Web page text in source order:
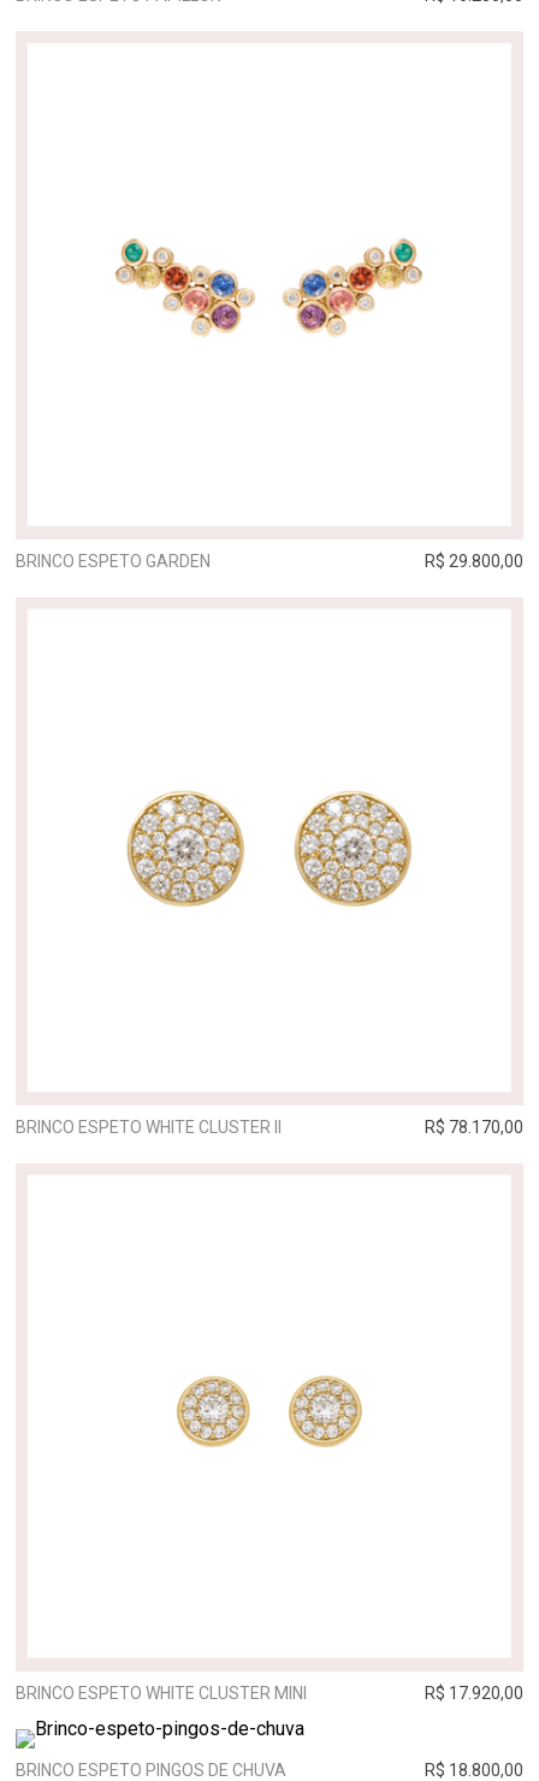
BRINCO ESPETO GARDEN R$ 29.800,00
BRINCO ESPETO WHITE CLUSTER II R$ 78.170,00
BRINCO ESPETO WHITE CLUSTER MINI R$ 17.920,00
BRINCO ESPETO PINGOS DE CHUVA R$ 18.800,00